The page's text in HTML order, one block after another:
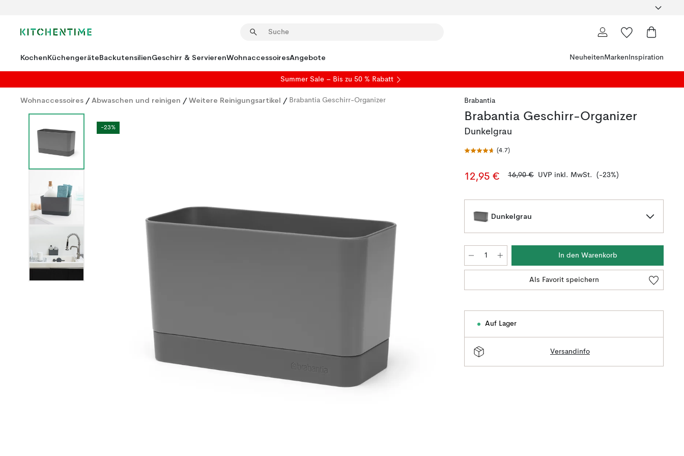
KochenKüchengeräteBackutensilienGeschirr & ServierenWohnaccessoiresAngebote NeuheitenMarken Inspiration
Summer Sale – Bis zu 50 % Rabatt
Wohnaccessoires / Abwaschen und reinigen / Weitere Reinigungsartikel / Brabantia Geschirr-Organizer
-23%
Brabantia
Brabantia Geschirr-Organizer
Dunkelgrau
(4.7)
12,95 € 16,90 € UVP inkl. MwSt. (-23%)
Dunkelgrau
In den Warenkorb
Als Favorit speichern
Auf Lager
Versandinfo